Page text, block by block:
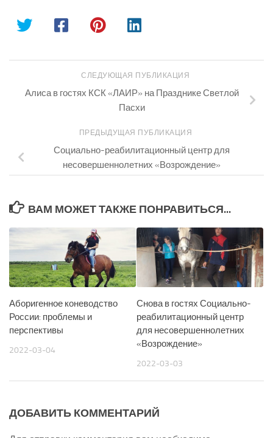
СЛЕДУЮЩАЯ ПУБЛИКАЦИЯ
Алиса в гостях КСК «ЛАИР» на Празднике Светлой
Пасхи
ПРЕДЫДУЩАЯ ПУБЛИКАЦИЯ
Социально-реабилитационный центр для
несовершеннолетних «Возрождение»
ВАМ МОЖЕТ ТАКЖЕ ПОНРАВИТЬСЯ...
Аборигенное коневодство
России: проблемы и
перспективы
2022-03-04
Снова в гостях Социально-
реабилитационный центр
для несовершеннолетних
«Возрождение»
2022-03-03
ДОБАВИТЬ КОММЕНТАРИЙ